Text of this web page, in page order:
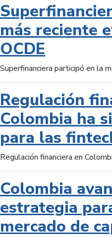
más reciente
OCDE
Superfinanciera participó en la
Regulación
Colombia ha
para las
Regulación financiera en
Colombia
estrategia
mercado de